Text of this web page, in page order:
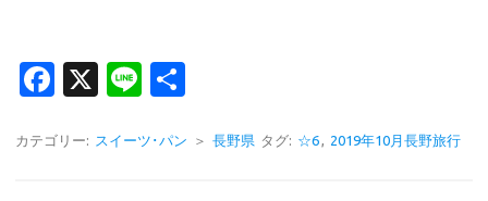
Fa
e
X
Li
e
カテゴリー: スイーツ･パン ＞ 長野県 タグ: ☆6 2019年10月長野旅行